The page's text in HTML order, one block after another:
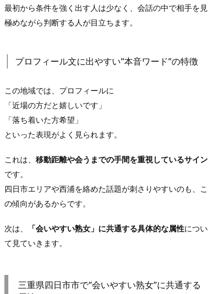
ま
り
い？
2.
利
用
的
傾
（恋
活・
寄
し
最初から条件を強く出す人は少なく、会話の中で相手を見
極めながら判断する人が目立ちます。
プロフィール文に出やすい“本音ワード”の特徴
この地域では、プロフィールに
「近場の方だと嬉しいです」
「落ち着いた方希望」
といった表現がよく見られます。
これは、 移動距離や会うまでの手間を重視しているサイン
です。
四日市エリアや西浦を絡めた話題が刺さりやすいのも、こ
の傾向があるからです。
次は、 「会いやすい熟女」に共通する具体的な属性につい
て見ていきます。
三重県四日市市で“会いやすい熟女”に共通する